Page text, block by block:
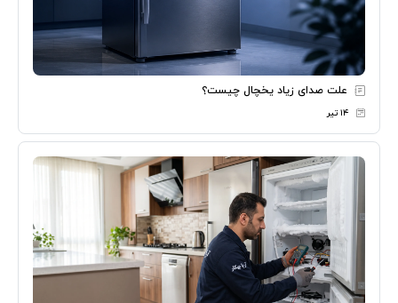
علت صدای زیاد یخچال چیست؟
۱۴ تیر